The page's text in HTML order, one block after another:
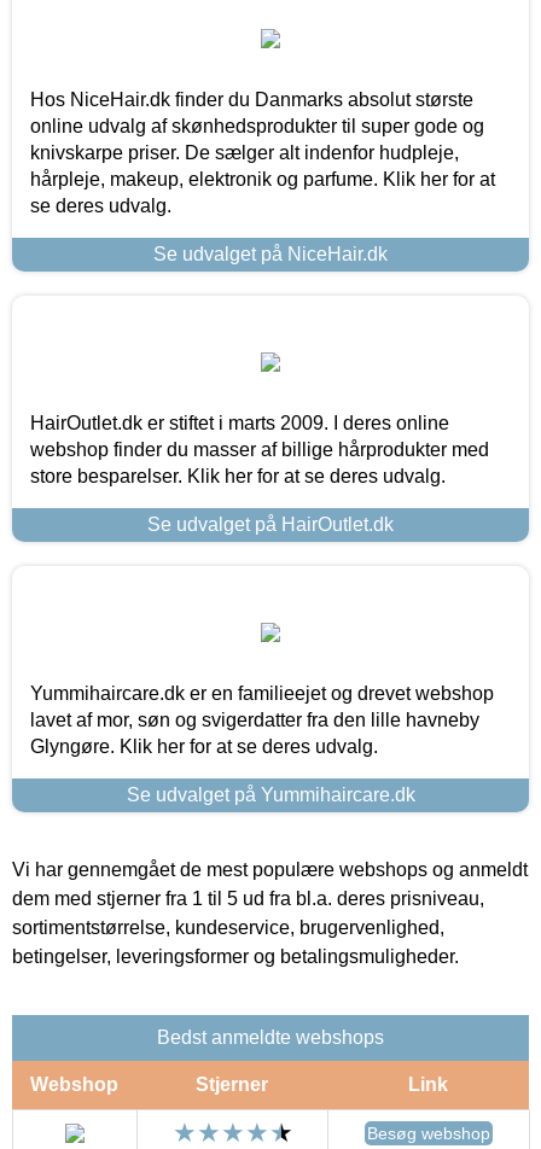
Hos NiceHair.dk finder du Danmarks absolut største
online udvalg af skønhedsprodukter til super gode og
knivskarpe priser. De sælger alt indenfor hudpleje,
hårpleje, makeup, elektronik og parfume. Klik her for at
se deres udvalg.
Se udvalget på NiceHair.dk
HairOutlet.dk er stiftet i marts 2009. I deres online
webshop finder du masser af billige hårprodukter med
store besparelser. Klik her for at se deres udvalg.
Se udvalget på HairOutlet.dk
Yummihaircare.dk er en familieejet og drevet webshop
lavet af mor, søn og svigerdatter fra den lille havneby
Glyngøre. Klik her for at se deres udvalg.
Se udvalget på Yummihaircare.dk
Vi har gennemgået de mest populære webshops og anmeldt
dem med stjerner fra 1 til 5 ud fra bl.a. deres prisniveau,
sortimentstørrelse, kundeservice, brugervenlighed,
betingelser, leveringsformer og betalingsmuligheder.
Bedst anmeldte webshops
Webshop Stjerner Link
Besøg webshop